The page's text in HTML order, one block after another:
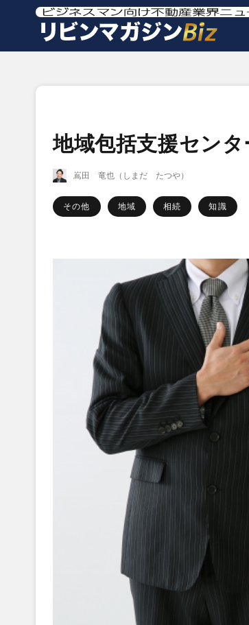
地域包括支援セン
嶌田 竜也（しまだ たつや）
その他 地域 相続 知識